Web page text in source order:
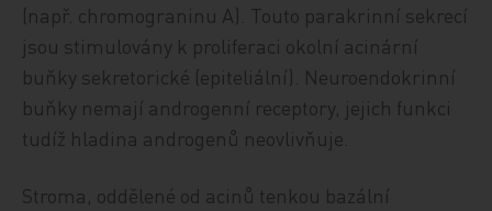
(např. chromograninu A). Touto parakrinní sekrecí
jsou stimulovány k proliferaci okolní acinární
buňky sekretorické (epiteliální). Neuroendokrinní
buňky nemají androgenní receptory, jejich funkci
tudíž hladina androgenů neovlivňuje.
Stroma, oddělené od acinů tenkou bazální